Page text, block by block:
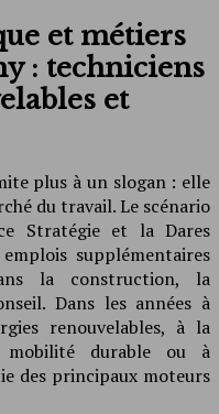
et métiers
: techniciens
et
plus à un slogan : elle
du travail. Le scénario
Stratégie et la Dares
supplémentaires
la construction, la
Dans les années à
renouvelables, à la
mobilité durable ou à
des principaux moteurs